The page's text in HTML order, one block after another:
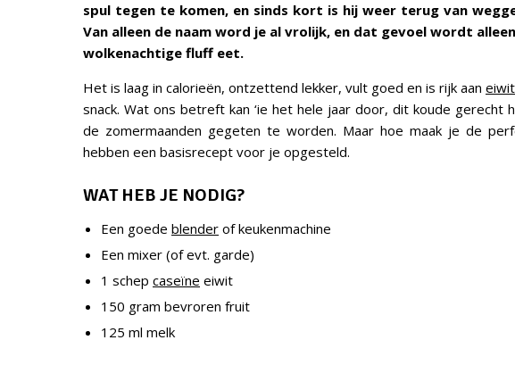
spul tegen te komen, en sinds kort is hij weer terug van
Van alleen de naam word je al vrolijk, en dat gevoel wordt
wolkenachtige fluff eet.
Het is laag in calorieën, ontzettend lekker, vult goed en is rijk aan
snack. Wat ons betreft kan ‘ie het hele jaar door, dit koude gerecht
de zomermaanden gegeten te worden. Maar hoe maak je de
hebben een basisrecept voor je opgesteld.
WAT HEB JE NODIG?
Een goede blender of keukenmachine
Een mixer (of evt. garde)
1 schep caseïne eiwit
150 gram bevroren fruit
125 ml melk